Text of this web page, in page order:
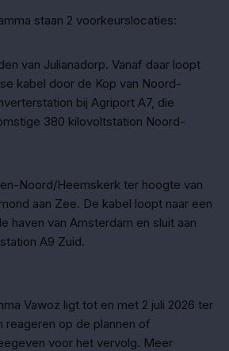
staan 2 voorkeurslocaties:
van Julianadorp. Vanaf daar loopt
kabel door de Kop van Noord-
bij Agriport A7, die
380 kilovoltstation Noord-
Noord/Heemskerk ter hoogte van
aan Zee. De kabel loopt naar een
haven van Amsterdam en sluit aan
A9 Zuid.
Vawoz ligt tot en met 2 juli 2026 ter
reageren op de plannen of
voor het vervolg. Meer